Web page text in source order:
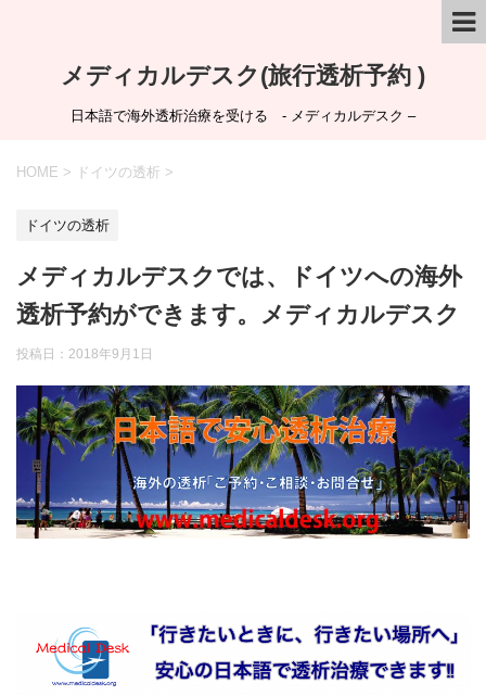
メディカルデスク(旅行透析予約 )
日本語で海外透析治療を受ける - メディカルデスク –
HOME > ドイツの透析 >
ドイツの透析
メディカルデスクでは、ドイツへの海外
透析予約ができます。メディカルデスク
投稿日： 2018年9月1日